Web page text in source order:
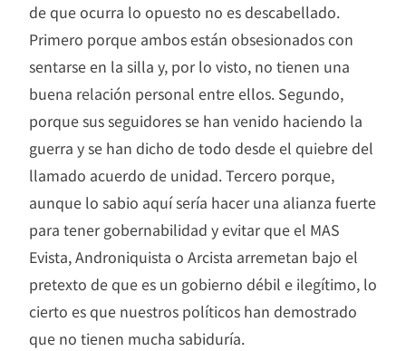
de que ocurra lo opuesto no es descabellado.
Primero porque ambos están obsesionados con
sentarse en la silla y, por lo visto, no tienen una
buena relación personal entre ellos. Segundo,
porque sus seguidores se han venido haciendo la
guerra y se han dicho de todo desde el quiebre del
llamado acuerdo de unidad. Tercero porque,
aunque lo sabio aquí sería hacer una alianza fuerte
para tener gobernabilidad y evitar que el MAS
Evista, Androniquista o Arcista arremetan bajo el
pretexto de que es un gobierno débil e ilegítimo, lo
cierto es que nuestros políticos han demostrado
que no tienen mucha sabiduría.